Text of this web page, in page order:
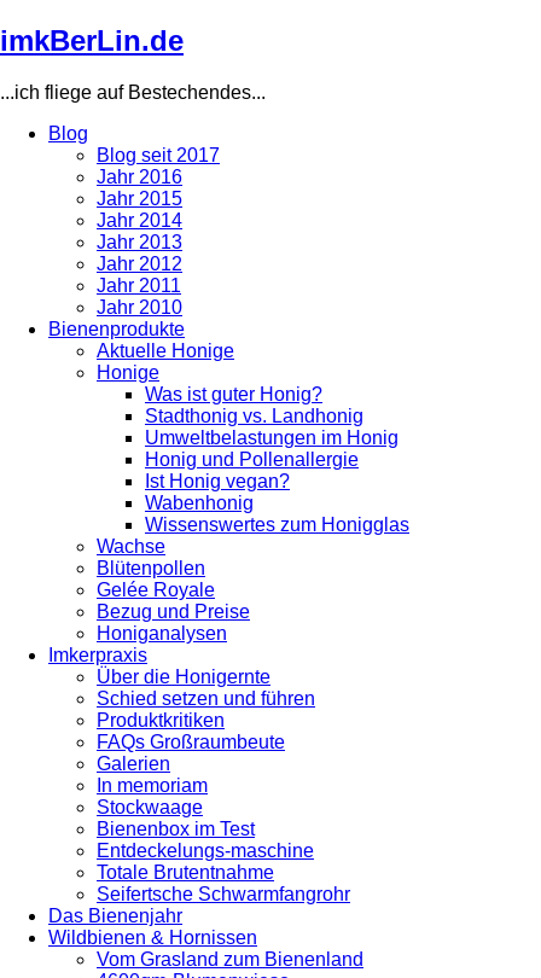
Direkt
zum
imkBerLin.de
...ich fliege auf Bestechendes...
navigation
Blog
Blog seit 2017
Jahr 2016
Jahr 2015
Jahr 2014
Jahr 2013
Jahr 2012
Jahr 2011
Jahr 2010
Bienenprodukte
Aktuelle Honige
Honige
Was ist guter Honig?
Stadthonig vs. Landhonig
Umweltbelastungen im Honig
Honig und Pollenallergie
Ist Honig vegan?
Wabenhonig
Wissenswertes zum Honigglas
Wachse
Blütenpollen
Gelée Royale
Bezug und Preise
Honiganalysen
Imkerpraxis
Über die Honigernte
Schied setzen und führen
Produktkritiken
FAQs Großraumbeute
Galerien
In memoriam
Stockwaage
Bienenbox im Test
Entdeckelungs-maschine
Totale Brutentnahme
Seifertsche Schwarmfangrohr
Das Bienenjahr
Wildbienen & Hornissen
Vom Grasland zum Bienenland